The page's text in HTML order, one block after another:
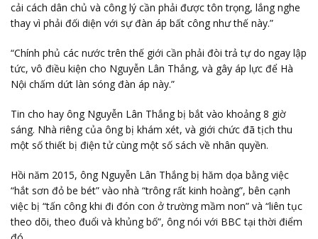
cải cách dân chủ và công lý cần phải được tôn trọng, lắng nghe
thay vì phải đối diện với sự đàn áp bất công như thế này.”
“Chính phủ các nước trên thế giới cần phải đòi trả tự do ngay lập
tức, vô điều kiện cho Nguyễn Lân Thắng, và gây áp lực để Hà
Nội chấm dứt làn sóng đàn áp này.”
Tin cho hay ông Nguyễn Lân Thắng bị bắt vào khoảng 8 giờ
sáng. Nhà riêng của ông bị khám xét, và giới chức đã tịch thu
một số thiết bị điện tử cùng một số sách về nhân quyền.
Hồi năm 2015, ông Nguyễn Lân Thắng bị hăm dọa bằng việc
“hắt sơn đỏ be bét” vào nhà “trông rất kinh hoàng”, bên cạnh
việc bị “tấn công khi đi đón con ở trường mầm non” và “liên tục
theo dõi, theo đuổi và khủng bố”, ông nói với BBC tại thời điểm